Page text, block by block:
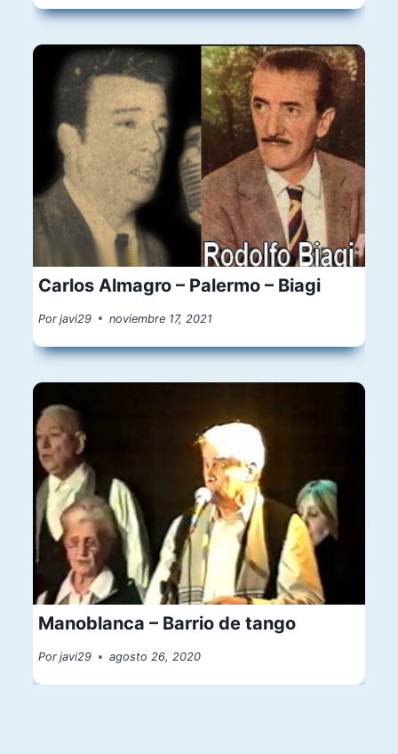
Carlos Almagro – Palermo – Biagi
Por javi29 noviembre 17, 2021
Manoblanca – Barrio de tango
Por javi29 agosto 26, 2020